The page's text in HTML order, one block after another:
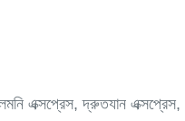
এক্সপ্রেস, দ্রুতযান